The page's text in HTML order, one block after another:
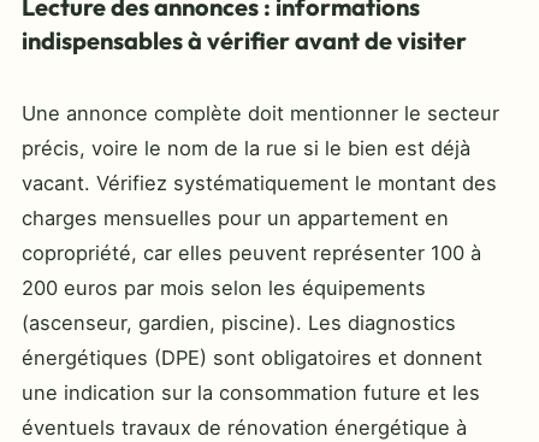
Lecture des annonces : informations
indispensables à vérifier avant de visiter
Une annonce complète doit mentionner le secteur
précis, voire le nom de la rue si le bien est déjà
vacant. Vérifiez systématiquement le montant des
charges mensuelles pour un appartement en
copropriété, car elles peuvent représenter 100 à
200 euros par mois selon les équipements
(ascenseur, gardien, piscine). Les diagnostics
énergétiques (DPE) sont obligatoires et donnent
une indication sur la consommation future et les
éventuels travaux de rénovation énergétique à